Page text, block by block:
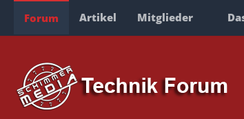
Forum Artikel Mitglieder